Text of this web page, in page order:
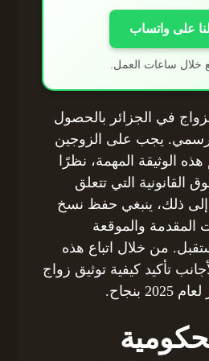
على واتساب
خلال ساعات العمل.
في الجزائر بالحصول
يجب على الزوجين
الوثيقة المهمة، نظرًا
القانونية التي تتعلق
إلى ذلك، ينبغي حفظ نسخ
المقدمة والموقعة
من خلال اتباع هذه
تأكيد كيفية توثيق زواج
بنجاح.